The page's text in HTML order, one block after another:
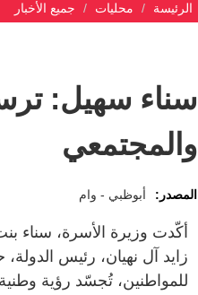
الرئيسة محليات جميع الأخبار
سناء سهيل:
والمجتمعي
المصدر: أبوظبي - وام
أكّدت وزيرة الأسرة،
زايد آل نهيان، رئيس
للمواطنين، تُجسّد رؤية